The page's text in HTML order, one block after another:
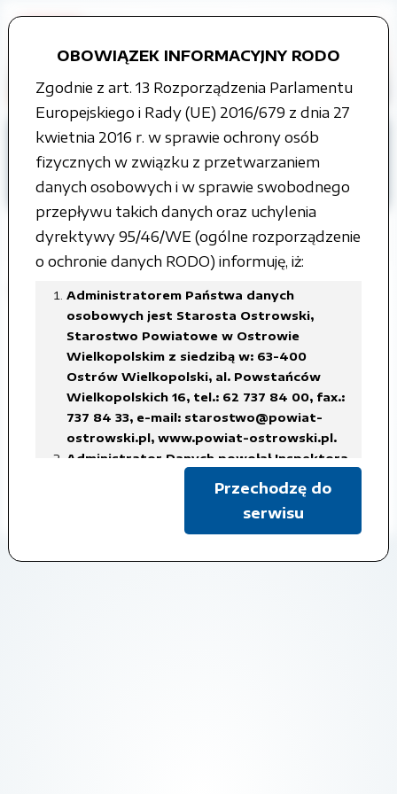
OBOWIĄZEK INFORMACYJNY RODO
Zgodnie z art. 13 Rozporządzenia Parlamentu
Europejskiego i Rady (UE) 2016/679 z dnia 27
kwietnia 2016 r. w sprawie ochrony osób
fizycznych w związku z przetwarzaniem
danych osobowych i w sprawie swobodnego
przepływu takich danych oraz uchylenia
dyrektywy 95/46/WE (ogólne rozporządzenie
o ochronie danych RODO) informuję, iż:
Administratorem Państwa danych
osobowych jest Starosta Ostrowski,
Starostwo Powiatowe w Ostrowie
Wielkopolskim z siedzibą w: 63-400
Ostrów Wielkopolski, al. Powstańców
Wielkopolskich 16, tel.: 62 737 84 00, fax.:
737 84 33, e-mail: starostwo@powiat-
ostrowski.pl, www.powiat-ostrowski.pl.
Administrator Danych powołał Inspektora
w Starostwie Powiatowym w Ostrowie
Wielkopolskim, tel.: 62 737 84 38, fax.: 737
e-mail: iod@powiat-ostrowski.pl,
Przechodzę do
serwisu
Strona główna
Grupy tematyczne
Informacja o środowisku i jego ochronie
Program ochrony środowiska
Program Ochrony Środowiska - 2009
Załączone pliki
Projekt programu ochrony środowiska.pdf
Program Ochrony Środowiska.pdf
Czas udostępnienia: 2011-10-03
Pokaż metadane